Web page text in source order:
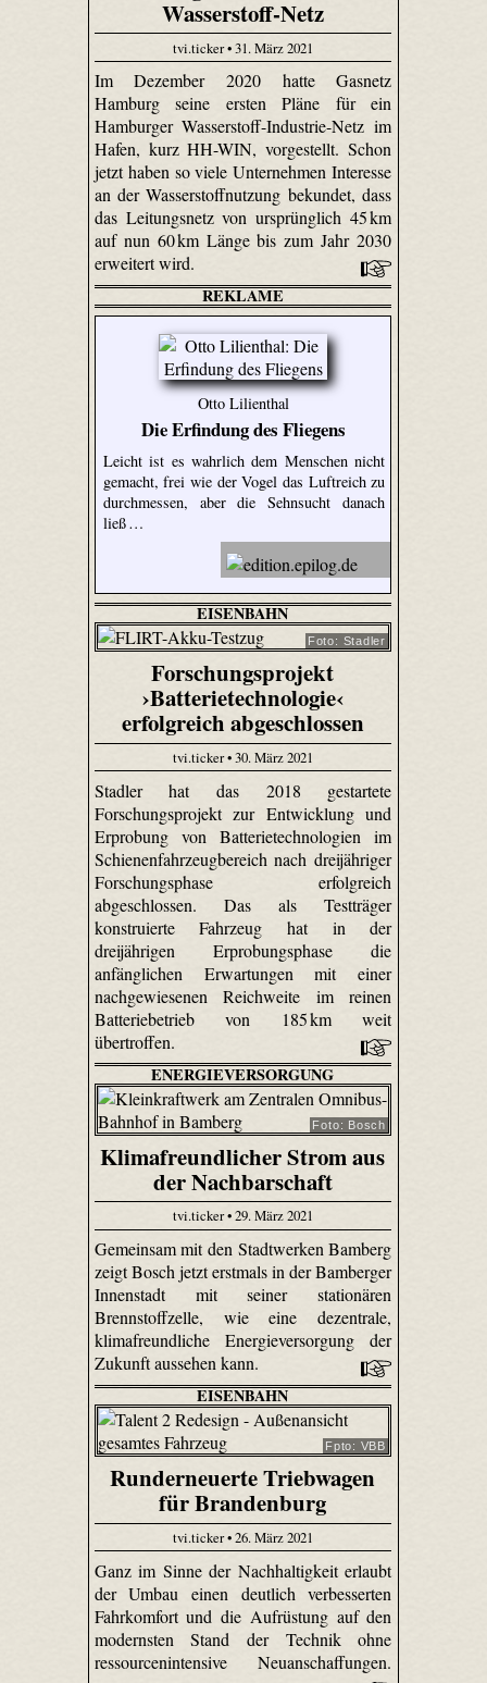
Wasserstoff-Netz
tvi.ticker • 31. März 2021
Im Dezember 2020 hatte Gasnetz
Hamburg seine ersten Pläne für ein
Hamburger Wasserstoff-Industrie-Netz im
Hafen, kurz HH-WIN, vorgestellt. Schon
jetzt haben so viele Unternehmen Interesse
an der Wasserstoffnutzung bekundet, dass
das Leitungsnetz von ursprünglich 45 km
auf nun 60 km Länge bis zum Jahr 2030
erweitert wird.
REKLAME
Otto Lilienthal
Die Erfindung des Fliegens
Leicht ist es wahrlich dem Menschen nicht
gemacht, frei wie der Vogel das Luftreich zu
durchmessen, aber die Sehnsucht danach
ließ …
EISENBAHN
Foto: Stadler
Forschungsprojekt
›Batterietechnologie‹
erfolgreich abgeschlossen
tvi.ticker • 30. März 2021
Stadler hat das 2018 gestartete
Forschungsprojekt zur Entwicklung und
Erprobung von Batterietechnologien im
Schienenfahrzeugbereich nach dreijähriger
Forschungsphase erfolgreich
abgeschlossen. Das als Testträger
konstruierte Fahrzeug hat in der
dreijährigen Erprobungsphase die
anfänglichen Erwartungen mit einer
nachgewiesenen Reichweite im reinen
Batteriebetrieb von 185 km weit
übertroffen.
ENERGIEVERSORGUNG
Foto: Bosch
Klimafreundlicher Strom aus
der Nachbarschaft
tvi.ticker • 29. März 2021
Gemeinsam mit den Stadtwerken Bamberg
zeigt Bosch jetzt erstmals in der Bamberger
Innenstadt mit seiner stationären
Brennstoffzelle, wie eine dezentrale,
klimafreundliche Energieversorgung der
Zukunft aussehen kann.
EISENBAHN
Fpto: VBB
Runderneuerte Triebwagen
für Brandenburg
tvi.ticker • 26. März 2021
Ganz im Sinne der Nachhaltigkeit erlaubt
der Umbau einen deutlich verbesserten
Fahrkomfort und die Aufrüstung auf den
modernsten Stand der Technik ohne
ressourcenintensive Neuanschaffungen.